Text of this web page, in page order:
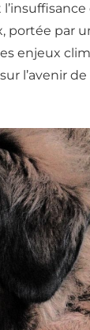
portée par
enjeux
l’avenir